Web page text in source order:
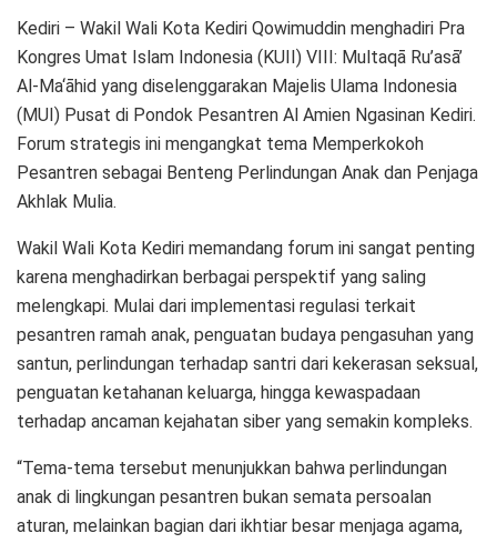
Kediri – Wakil Wali Kota Kediri Qowimuddin menghadiri Pra
Kongres Umat Islam Indonesia (KUII) VIII: Multaqā Ru’asā’
Al-Ma‘āhid yang diselenggarakan Majelis Ulama Indonesia
(MUI) Pusat di Pondok Pesantren Al Amien Ngasinan Kediri.
Forum strategis ini mengangkat tema Memperkokoh
Pesantren sebagai Benteng Perlindungan Anak dan Penjaga
Akhlak Mulia.
Wakil Wali Kota Kediri memandang forum ini sangat penting
karena menghadirkan berbagai perspektif yang saling
melengkapi. Mulai dari implementasi regulasi terkait
pesantren ramah anak, penguatan budaya pengasuhan yang
santun, perlindungan terhadap santri dari kekerasan seksual,
penguatan ketahanan keluarga, hingga kewaspadaan
terhadap ancaman kejahatan siber yang semakin kompleks.
“Tema-tema tersebut menunjukkan bahwa perlindungan
anak di lingkungan pesantren bukan semata persoalan
aturan, melainkan bagian dari ikhtiar besar menjaga agama,